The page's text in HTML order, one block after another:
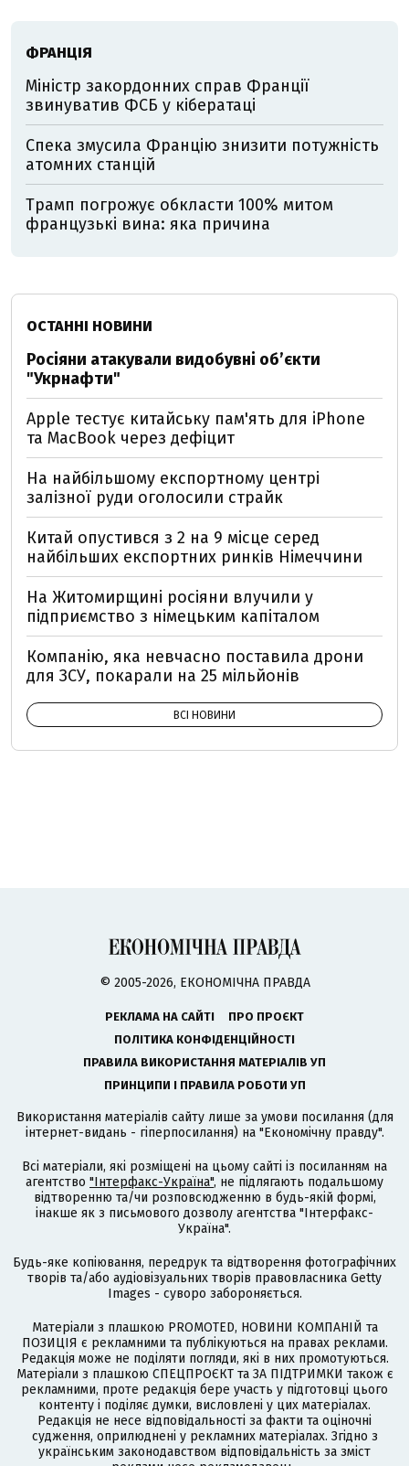
ФРАНЦІЯ
Міністр закордонних справ Франції
звинуватив ФСБ у кібератаці
Спека змусила Францію знизити потужність
атомних станцій
Трамп погрожує обкласти 100% митом
французькі вина: яка причина
ОСТАННІ НОВИНИ
Росіяни атакували видобувні обʼєкти
"Укрнафти"
Apple тестує китайську пам'ять для iPhone
та MacBook через дефіцит
На найбільшому експортному центрі
залізної руди оголосили страйк
Китай опустився з 2 на 9 місце серед
найбільших експортних ринків Німеччини
На Житомирщині росіяни влучили у
підприємство з німецьким капіталом
Компанію, яка невчасно поставила дрони
для ЗСУ, покарали на 25 мільйонів
ВСІ НОВИНИ
© 2005-2026, ЕКОНОМІЧНА ПРАВДА
РЕКЛАМА НА САЙТІ
ПРО ПРОЄКТ
ПОЛІТИКА КОНФІДЕНЦІЙНОСТІ
ПРАВИЛА ВИКОРИСТАННЯ МАТЕРІАЛІВ УП
ПРИНЦИПИ І ПРАВИЛА РОБОТИ УП
Використання матеріалів сайту лише за умови посилання (для
інтернет-видань - гіперпосилання) на "Економічну правду".
Всі матеріали, які розміщені на цьому сайті із посиланням на
агентство "Інтерфакс-Україна", не підлягають подальшому
відтворенню та/чи розповсюдженню в будь-якій формі,
інакше як з письмового дозволу агентства "Інтерфакс-
Україна".
Будь-яке копіювання, передрук та відтворення фотографічних
творів та/або аудіовізуальних творів правовласника Getty
Images - суворо забороняється.
Матеріали з плашкою PROMOTED, НОВИНИ КОМПАНІЙ та
ПОЗИЦІЯ є рекламними та публікуються на правах реклами.
Редакція може не поділяти погляди, які в них промотуються.
Матеріали з плашкою СПЕЦПРОЄКТ та ЗА ПІДТРИМКИ також є
рекламними, проте редакція бере участь у підготовці цього
контенту і поділяє думки, висловлені у цих матеріалах.
Редакція не несе відповідальності за факти та оціночні
судження, оприлюднені у рекламних матеріалах. Згідно з
українським законодавством відповідальність за зміст